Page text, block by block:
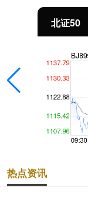
北证50
热点资讯